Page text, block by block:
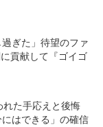
過ぎた」待望のファ
貢献して『ゴイゴ
れた手応えと後悔
はできる」の確信